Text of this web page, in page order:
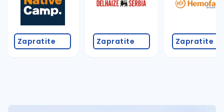
Zapratite Zapratite Zapratite